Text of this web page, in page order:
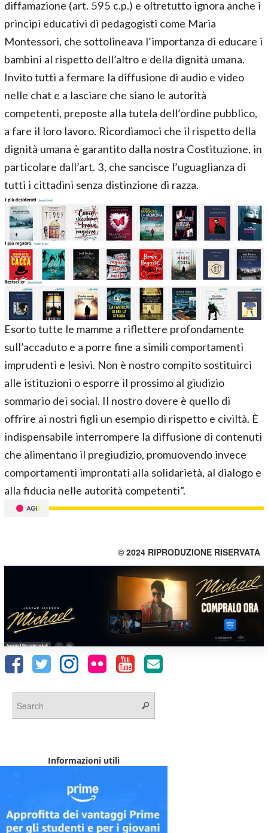
diffamazione (art. 595 c.p.) e oltretutto ignora anche i
principi educativi di pedagogisti come Maria
Montessori, che sottolineava l’importanza di educare i
bambini al rispetto dell’altro e della dignità umana.
Invito tutti a fermare la diffusione di audio e video
nelle chat e a lasciare che siano le autorità
competenti, preposte alla tutela dell’ordine pubblico,
a fare il loro lavoro. Ricordiamoci che il rispetto della
dignità umana è garantito dalla nostra Costituzione, in
particolare dall’art. 3, che sancisce l’uguaglianza di
tutti i cittadini senza distinzione di razza.
Esorto tutte le mamme a riflettere profondamente
sull’accaduto e a porre fine a simili comportamenti
imprudenti e lesivi. Non è nostro compito sostituirci
alle istituzioni o esporre il prossimo al giudizio
sommario dei social. Il nostro dovere è quello di
offrire ai nostri figli un esempio di rispetto e civiltà. È
indispensabile interrompere la diffusione di contenuti
che alimentano il pregiudizio, promuovendo invece
comportamenti improntati alla solidarietà, al dialogo e
alla fiducia nelle autorità competenti”.
© 2024 RIPRODUZIONE RISERVATA
Informazioni utili